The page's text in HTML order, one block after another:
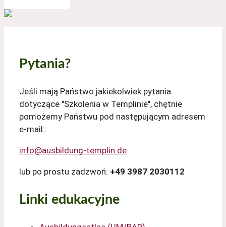
Pytania?
Jeśli mają Państwo jakiekolwiek pytania
dotyczące "Szkolenia w Templinie", chętnie
pomożemy Państwu pod następującym adresem
e-mail::
info@ausbildung-templin.de
lub po prostu zadzwoń: +49 3987 2030112
Linki edukacyjne